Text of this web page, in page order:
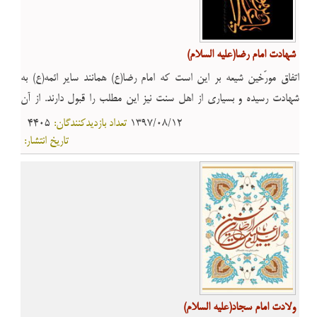
شهادت امام رضا(علیه السلام)
اتفاق مورّخين شيعه بر اين است که امام رضا(ع) همانند سایر ائمه(ع) به
شهادت رسيده و بسیاری از اهل سنت نيز اين مطلب را قبول دارند. از آن
جمله: ابن حجر، ابن صباغ مالکى، مسعودى، قلقشندى، قندوزى حنفى، احمد
شبلى، حاکم نيشابورى، ابوزکریا موصلى، ابوالفرج اصفهانى، ابن طباطبا،
شبلنجى، ابن حبّان و سمعانى و ابن ماجه قزوینى و بسیاری دیگر از ایشان.
4405 تعداد بازدیدکنندگان: 1397/08/12
تاریخ انتشار:
ولادت امام سجاد(علیه السلام)